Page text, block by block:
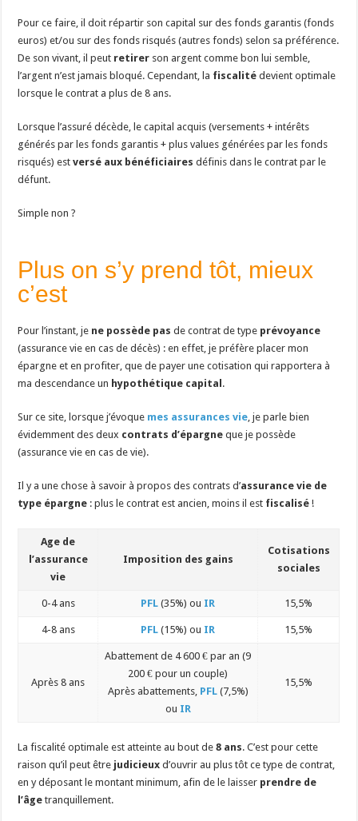
Pour ce faire, il doit répartir son capital sur des fonds garantis (fonds
euros) et/ou sur des fonds risqués (autres fonds) selon sa préférence.
De son vivant, il peut retirer son argent comme bon lui semble,
l’argent n’est jamais bloqué. Cependant, la fiscalité devient optimale
lorsque le contrat a plus de 8 ans.
Lorsque l’assuré décède, le capital acquis (versements + intérêts
générés par les fonds garantis + plus values générées par les fonds
risqués) estversé aux bénéficiaires définis dans le contrat par le
défunt.
Simple non ?
Plus on s’y prend tôt, mieux
c’est
Pour l’instant, je ne possède pas de contrat de type prévoyance
(assurance vie en cas de décès) : en effet, je préfère placer mon
épargne et en profiter, que de payer une cotisation qui rapportera à
ma descendance un hypothétique capital .
Sur ce site, lorsque j’évoque mes assurances vie, je parle bien
évidemment des deux contrats d’épargne que je possède
(assurance vie en cas de vie).
Il y a une chose à savoir à propos des contrats d’assurance vie de
type épargne : plus le contrat est ancien, moins il est fiscalisé !
Age de
l’assurance
vie
Imposition des gains
Cotisations
sociales
0-4 ans PFL (35%) ou IR 15,5%
4-8 ans PFL (15%) ou IR 15,5%
Après 8 ans
Abattement de 4 600 € par an (9
200 € pour un couple)
Après abattements, PFL(7,5%)
ou IR
15,5%
La fiscalité optimale est atteinte au bout de8 ans. C’est pour cette
raison qu’il peut être judicieux d’ouvrir au plus tôt ce type de contrat,
en y déposant le montant minimum, afin de le laisser prendre de
l’âge tranquillement.